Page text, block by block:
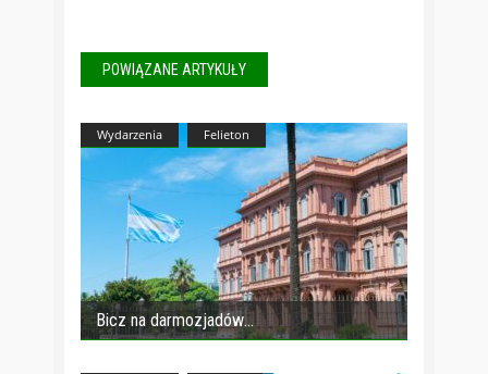
POWIĄZANE ARTYKUŁY
Wydarzenia Felieton
Bicz na darmozjadów